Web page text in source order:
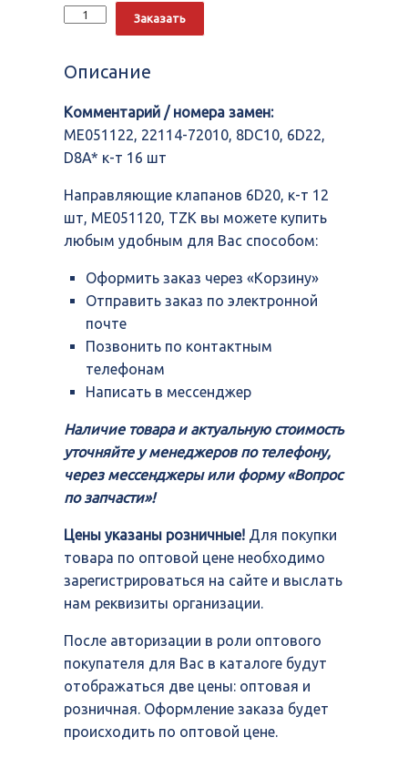
Количество
Направляющие
к-
12
шт,
TZK
Заказать
Описание
Комментарий / номера замен:
ME051122, 22114-72010, 8DC10, 6D22,
D8A* к-т 16 шт
Направляющие клапанов 6D20, к-т 12
шт, ME051120, TZK вы можете купить
любым удобным для Вас способом:
Оформить заказ через «Корзину»
Отправить заказ по электронной
почте
Позвонить по контактным
телефонам
Написать в мессенджер
Наличие товара и актуальную стоимость
уточняйте у менеджеров по телефону,
через мессенджеры или форму «Вопрос
по запчасти»!
Цены указаны розничные! Для покупки
товара по оптовой цене необходимо
зарегистрироваться на сайте и выслать
нам реквизиты организации.
После авторизации в роли оптового
покупателя для Вас в каталоге будут
отображаться две цены: оптовая и
розничная. Оформление заказа будет
происходить по оптовой цене.